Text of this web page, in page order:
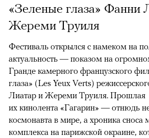
«Зеленые глаза» Фанни
Жереми Труиля
Фестиваль открылся с намеком на
актуальность — показом на
Гранде камерного французского
глаза» (Les Yeux Verts)
Лиатар и Жереми Труиля. Прошлая
их кинолента «Гагарин» — отнюдь
космонавта в мире, а хроника сноса
комплекса на парижской окраине,